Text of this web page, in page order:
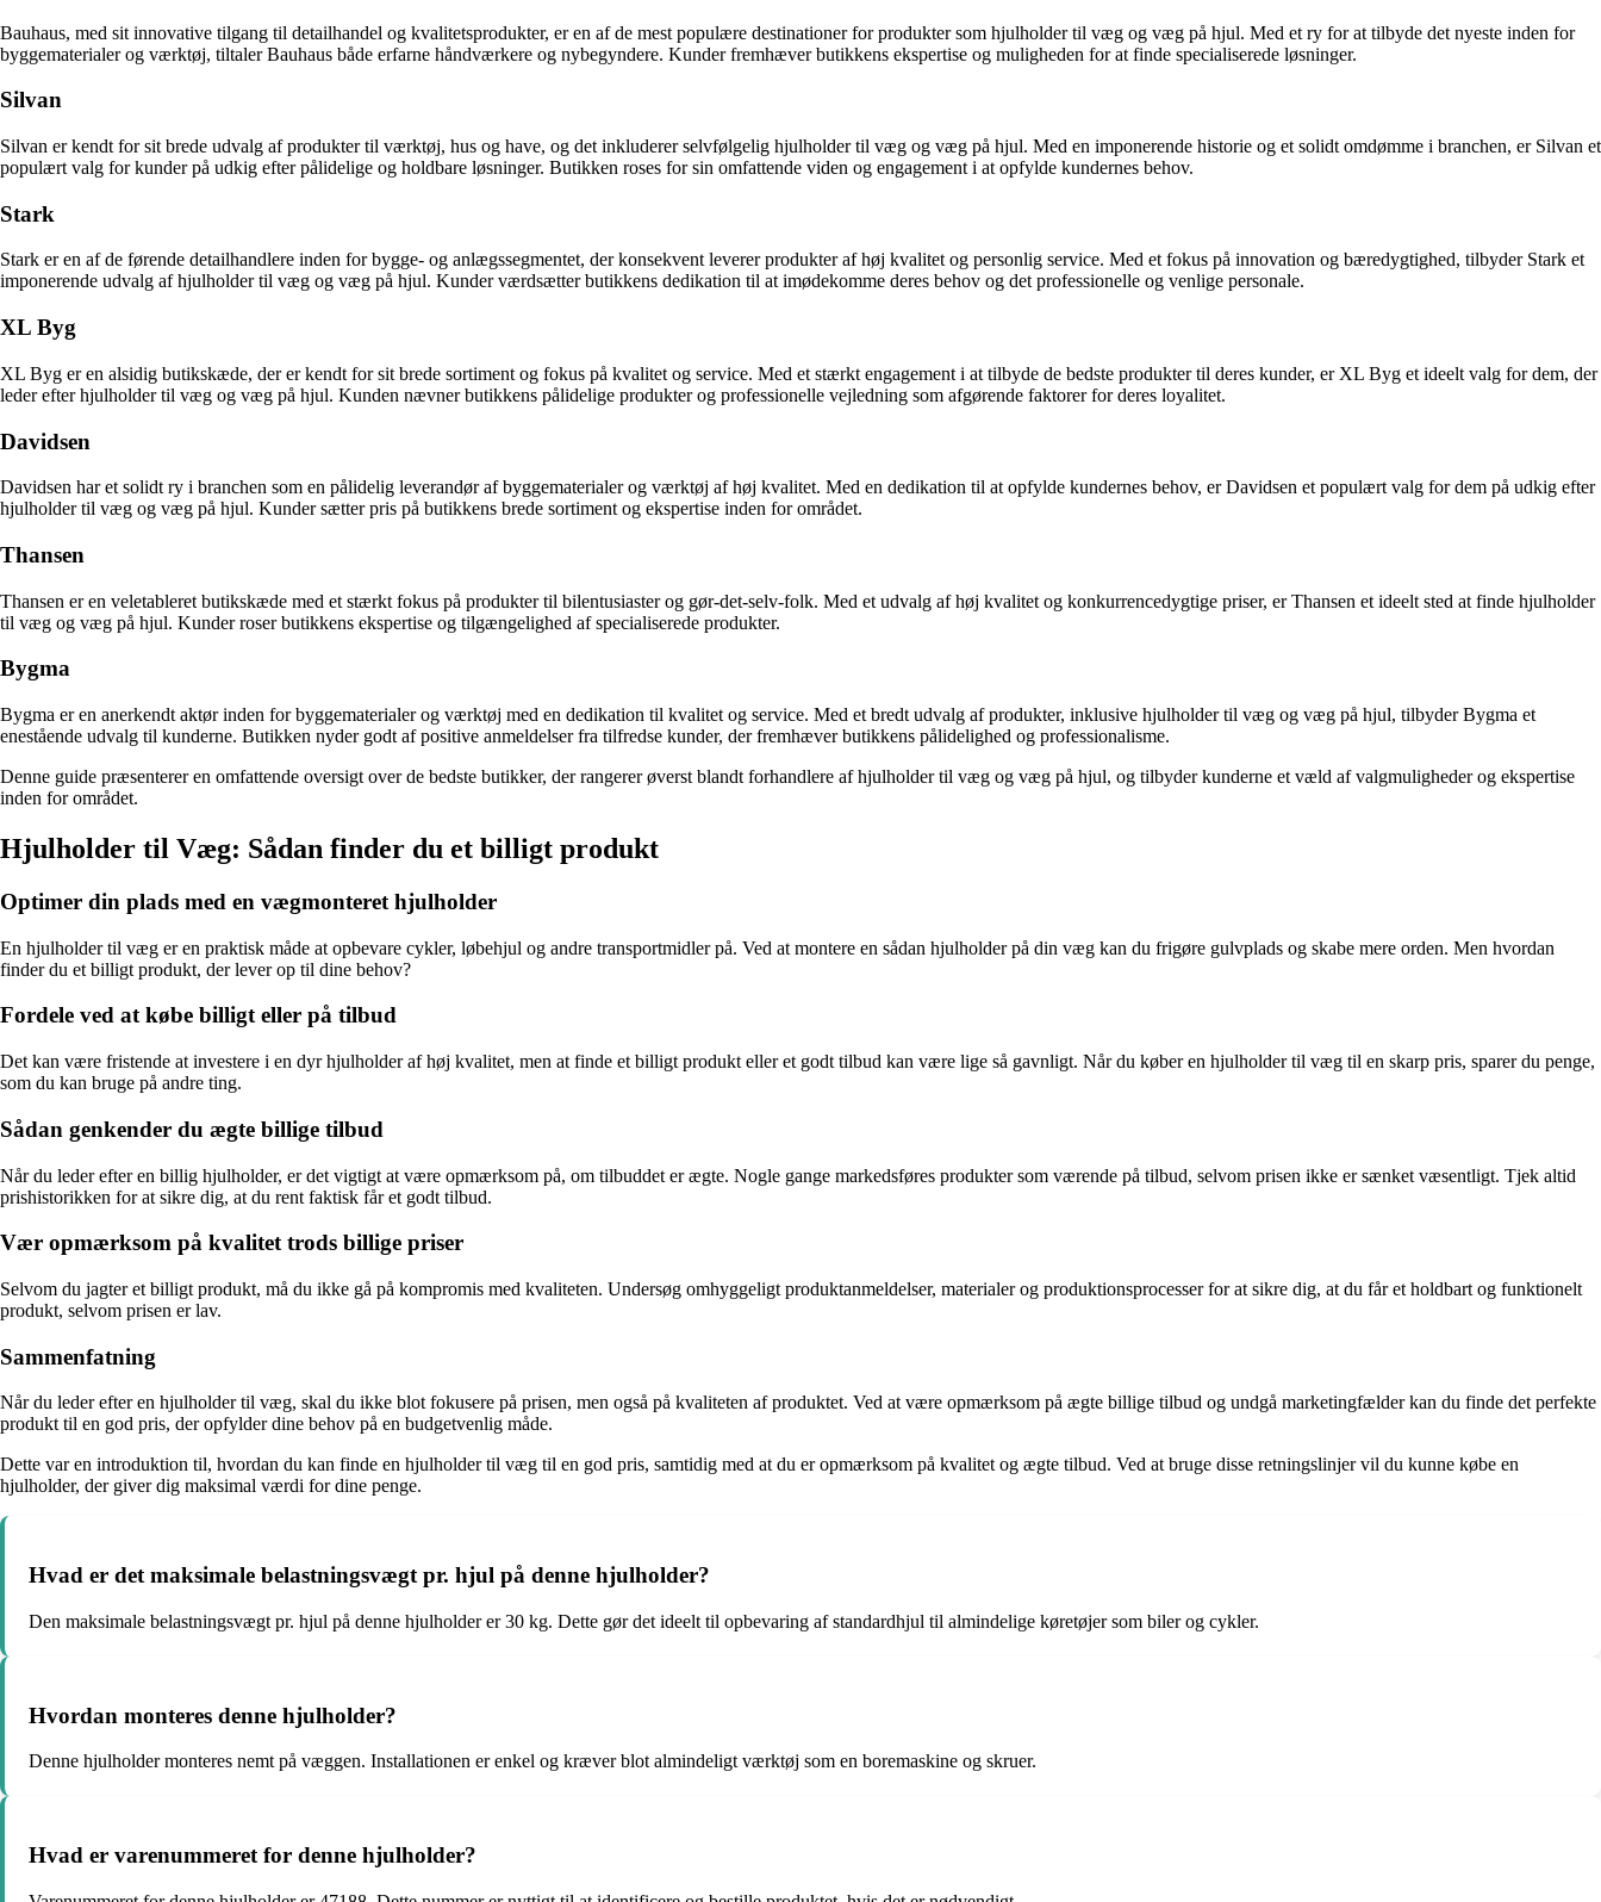
Bauhaus, med sit innovative tilgang til detailhandel og kvalitetsprodukter, er en af de mest populære destinationer for produkter som hjulholder til væg og væg på hjul. Med et ry for at tilbyde det nyeste inden for
byggematerialer og værktøj, tiltaler Bauhaus både erfarne håndværkere og nybegyndere. Kunder fremhæver butikkens ekspertise og muligheden for at finde specialiserede løsninger.
Silvan
Silvan er kendt for sit brede udvalg af produkter til værktøj, hus og have, og det inkluderer selvfølgelig hjulholder til væg og væg på hjul. Med en imponerende historie og et solidt omdømme i branchen, er Silvan et
populært valg for kunder på udkig efter pålidelige og holdbare løsninger. Butikken roses for sin omfattende viden og engagement i at opfylde kundernes behov.
Stark
Stark er en af de førende detailhandlere inden for bygge- og anlægssegmentet, der konsekvent leverer produkter af høj kvalitet og personlig service. Med et fokus på innovation og bæredygtighed, tilbyder Stark et
imponerende udvalg af hjulholder til væg og væg på hjul. Kunder værdsætter butikkens dedikation til at imødekomme deres behov og det professionelle og venlige personale.
XL Byg
XL Byg er en alsidig butikskæde, der er kendt for sit brede sortiment og fokus på kvalitet og service. Med et stærkt engagement i at tilbyde de bedste produkter til deres kunder, er XL Byg et ideelt valg for dem, der
leder efter hjulholder til væg og væg på hjul. Kunden nævner butikkens pålidelige produkter og professionelle vejledning som afgørende faktorer for deres loyalitet.
Davidsen
Davidsen har et solidt ry i branchen som en pålidelig leverandør af byggematerialer og værktøj af høj kvalitet. Med en dedikation til at opfylde kundernes behov, er Davidsen et populært valg for dem på udkig efter
hjulholder til væg og væg på hjul. Kunder sætter pris på butikkens brede sortiment og ekspertise inden for området.
Thansen
Thansen er en veletableret butikskæde med et stærkt fokus på produkter til bilentusiaster og gør-det-selv-folk. Med et udvalg af høj kvalitet og konkurrencedygtige priser, er Thansen et ideelt sted at finde hjulholder
til væg og væg på hjul. Kunder roser butikkens ekspertise og tilgængelighed af specialiserede produkter.
Bygma
Bygma er en anerkendt aktør inden for byggematerialer og værktøj med en dedikation til kvalitet og service. Med et bredt udvalg af produkter, inklusive hjulholder til væg og væg på hjul, tilbyder Bygma et
enestående udvalg til kunderne. Butikken nyder godt af positive anmeldelser fra tilfredse kunder, der fremhæver butikkens pålidelighed og professionalisme.
Denne guide præsenterer en omfattende oversigt over de bedste butikker, der rangerer øverst blandt forhandlere af hjulholder til væg og væg på hjul, og tilbyder kunderne et væld af valgmuligheder og ekspertise
inden for området.
Hjulholder til Væg: Sådan finder du et billigt produkt
Optimer din plads med en vægmonteret hjulholder
En hjulholder til væg er en praktisk måde at opbevare cykler, løbehjul og andre transportmidler på. Ved at montere en sådan hjulholder på din væg kan du frigøre gulvplads og skabe mere orden. Men hvordan
finder du et billigt produkt, der lever op til dine behov?
Fordele ved at købe billigt eller på tilbud
Det kan være fristende at investere i en dyr hjulholder af høj kvalitet, men at finde et billigt produkt eller et godt tilbud kan være lige så gavnligt. Når du køber en hjulholder til væg til en skarp pris, sparer du penge,
som du kan bruge på andre ting.
Sådan genkender du ægte billige tilbud
Når du leder efter en billig hjulholder, er det vigtigt at være opmærksom på, om tilbuddet er ægte. Nogle gange markedsføres produkter som værende på tilbud, selvom prisen ikke er sænket væsentligt. Tjek altid
prishistorikken for at sikre dig, at du rent faktisk får et godt tilbud.
Vær opmærksom på kvalitet trods billige priser
Selvom du jagter et billigt produkt, må du ikke gå på kompromis med kvaliteten. Undersøg omhyggeligt produktanmeldelser, materialer og produktionsprocesser for at sikre dig, at du får et holdbart og funktionelt
produkt, selvom prisen er lav.
Sammenfatning
Når du leder efter en hjulholder til væg, skal du ikke blot fokusere på prisen, men også på kvaliteten af produktet. Ved at være opmærksom på ægte billige tilbud og undgå marketingfælder kan du finde det perfekte
produkt til en god pris, der opfylder dine behov på en budgetvenlig måde.
Dette var en introduktion til, hvordan du kan finde en hjulholder til væg til en god pris, samtidig med at du er opmærksom på kvalitet og ægte tilbud. Ved at bruge disse retningslinjer vil du kunne købe en
hjulholder, der giver dig maksimal værdi for dine penge.
Hvad er det maksimale belastningsvægt pr. hjul på denne hjulholder?
Den maksimale belastningsvægt pr. hjul på denne hjulholder er 30 kg. Dette gør det ideelt til opbevaring af standardhjul til almindelige køretøjer som biler og cykler.
Hvordan monteres denne hjulholder?
Denne hjulholder monteres nemt på væggen. Installationen er enkel og kræver blot almindeligt værktøj som en boremaskine og skruer.
Hvad er varenummeret for denne hjulholder?